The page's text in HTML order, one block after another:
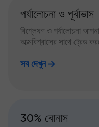
পর্যালোচনা ও পূর্বাভাস
বিশ্লেষণ ও পর্যালোচনা
আত্মবিশ্বাসের সাথে ট্রেড
সব দেখুন
30% বোনাস